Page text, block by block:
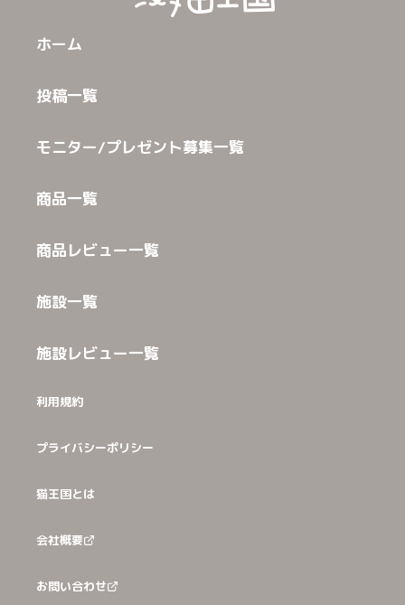
ホーム
投稿一覧
モニター/プレゼント募集一覧
商品一覧
商品レビュー一覧
施設一覧
施設レビュー一覧
利用規約
プライバシーポリシー
猫王国とは
会社概要
お問い合わせ